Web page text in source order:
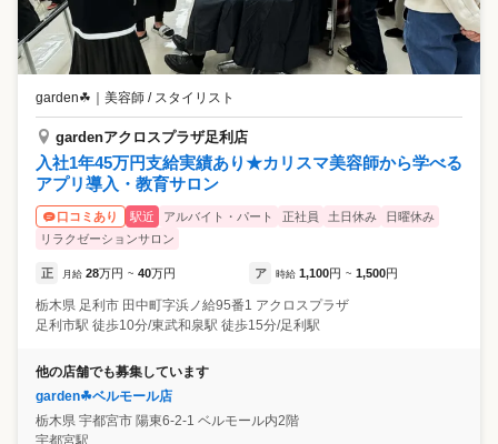
garden☘ 美容師 / スタイリスト
gardenアクロスプラザ足利店
入社1年45万円支給実績あり★カリスマ美容師から学べる
アプリ導入・教育サロン
口コミあり 駅近 アルバイト・パート 正社員 土日休み
日曜休み
リラクゼーションサロン
正 月給 28万円 ~ 40万円 ア 時給 1,100円 ~ 1,500円
栃木県 足利市 田中町字浜ノ給95番1 アクロスプラザ
足利市駅 徒歩10分/東武和泉駅 徒歩15分/足利駅
他の店舗でも募集しています
garden☘ベルモール店
栃木県 宇都宮市 陽東6-2-1 ベルモール内2階